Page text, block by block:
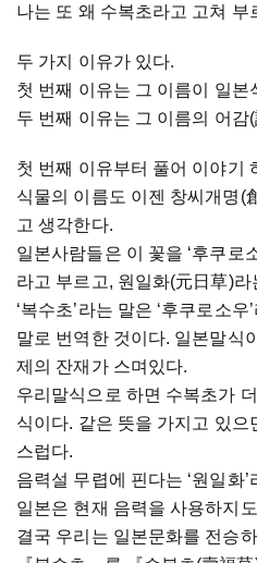
나는 또 왜 수복초라고 고쳐 부
두 가지 이유가 있다.
첫 번째 이유는 그 이름이 일본
두 번째 이유는 그 이름의 어감
첫 번째 이유부터 풀어 이야기
식물의 이름도 이젠 창씨개명(
고 생각한다.
일본사람들은 이 꽃을 ‘후쿠로
라고 부르고, 원일화(元日草)
‘복수초’라는 말은 ‘후쿠로소
말로 번역한 것이다. 일본말식
제의 잔재가 스며있다.
우리말식으로 하면 수복초가
식이다. 같은 뜻을 가지고 있으
스럽다.
음력설 무렵에 핀다는 ‘원일화
일본은 현재 음력을 사용하지
결국 우리는 일본문화를 전승